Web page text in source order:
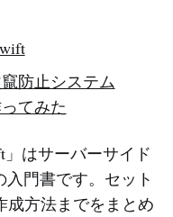
防止システム
てみた
」はサーバーサイド
門書です。セット
成方法までをまとめ